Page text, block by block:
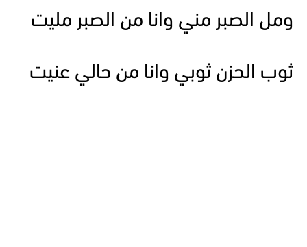
ومل الصبر مني وانا من الصبر مليت
ثوب الحزن ثوبي وانا من حالي عنيت